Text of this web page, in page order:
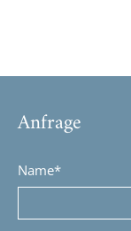
Anfrage
Name*